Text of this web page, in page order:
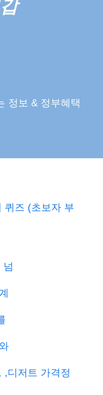
정보 & 정부혜택
퀴즈 (초보자 부
넘
,디저트 가격정